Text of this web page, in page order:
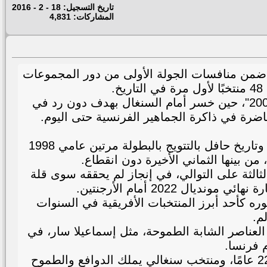
تاريخ التسجيل: 18 - 2 - 2016
المشاركات: 4,831
ضمن منافسات الجولة الأولى من دور المجموعات
وتحمل المباراة طابعًا ثأريًا وتاريخيًا خاصًا، إذ يدخل المنتخب الفرنسي المواجهة وهو يستحضر "كابوس 2002"، حين خسر أمام السنغال بهدف دون رد في
في ذاكرة الجماهير الفرنسية حتى اليوم.
ويخوض منتخب فرنسا اللقاء بصفته أحد أبرز المرشحين للمنافسة على اللقب، مستندًا إلى خبرات كبيرة وتاريخ حافل بالتتويج بالبطولة مرتين عامي 1998
على التوالي، في إنجاز لم يحققه سوى قلة
أمام الأرجنتين.
كأحد أبرز المنتخبات الأفريقية في السنوات
الشابة الطموحة، مثل إسماعيلا سار، في
وتأتي مواجهة الليلة وسط ترقب كبير، بين منتخب فرنسي يسعى لتفادي سيناريو الافتتاح التاريخي قبل 22 عامًا، ومنتخب سنغالي يملك الدوافع والطموح